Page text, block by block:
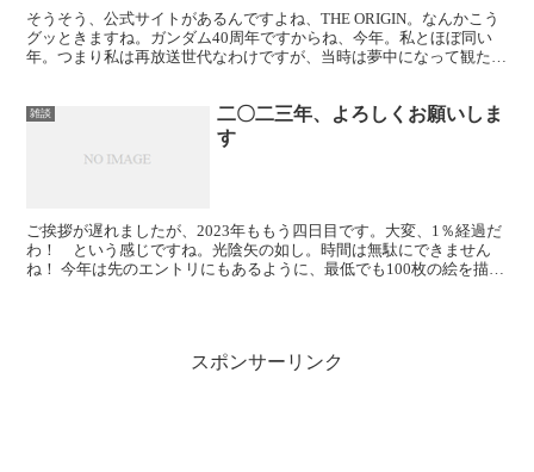
そうそう、公式サイトがあるんですよね、THE ORIGIN。なんかこう
グッときますね。ガンダム40周年ですからね、今年。私とほぼ同い
年。つまり私は再放送世代なわけですが、当時は夢中になって観たも
雑談
二〇二三年、よろしくお願いしま
す
ご挨拶が遅れましたが、2023年ももう四日目です。大変、1％経過だ
わ！ という感じですね。光陰矢の如し。時間は無駄にできません
ね！ 今年は先のエントリにもあるように、最低でも100枚の絵を描き
スポンサーリンク